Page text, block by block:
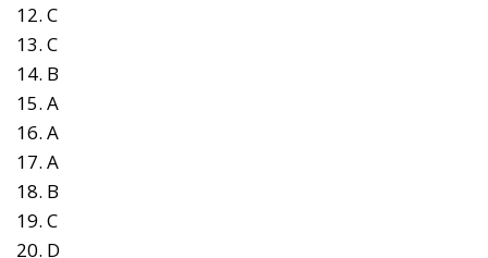
12. C
13. C
14. B
15. A
16. A
17. A
18. B
19. C
20. D